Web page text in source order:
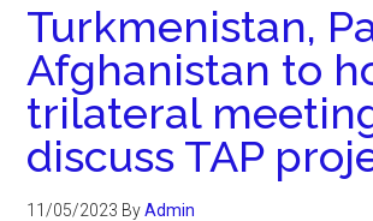
Turkmenistan,
Afghanistan to
trilateral
discuss TAP
11/05/2023 ByAdmin